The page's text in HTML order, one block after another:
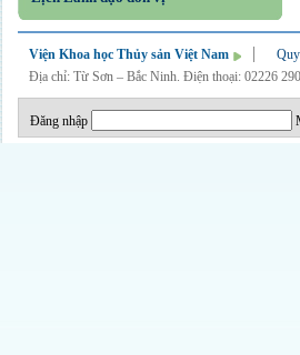
Viện Khoa học Thủy sản Việt Nam
Địa chỉ: Từ Sơn – Bắc Ninh. Điện thoại: 02226
Đăng nhập